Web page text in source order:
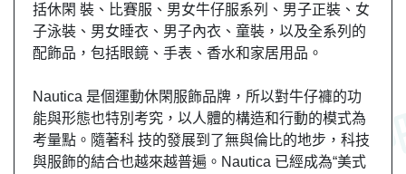
括休閑 裝、比賽服、男女牛仔服系列、男子正裝、女
子泳裝、男女睡衣、男子內衣、童裝，以及全系列的
配飾品，包括眼鏡、手表、香水和家居用品。
Nautica 是個運動休閑服飾品牌，所以對牛仔褲的功
能與形態也特別考究，以人體的構造和行動的模式為
考量點。隨著科 技的發展到了無與倫比的地步，科技
與服飾的結合也越來越普遍。Nautica 已經成為“美式